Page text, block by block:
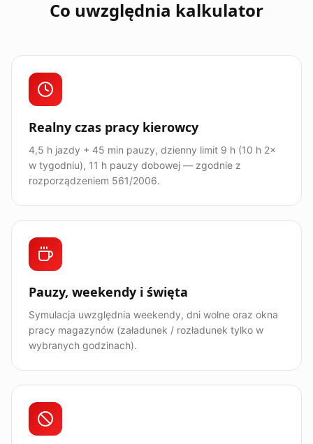
Co uwzględnia kalkulator
Realny czas pracy kierowcy
4,5 h jazdy + 45 min pauzy, dzienny limit 9 h (10 h 2×
w tygodniu), 11 h pauzy dobowej — zgodnie z
rozporządzeniem 561/2006.
Pauzy, weekendy i święta
Symulacja uwzględnia weekendy, dni wolne oraz okna
pracy magazynów (załadunek / rozładunek tylko w
wybranych godzinach).